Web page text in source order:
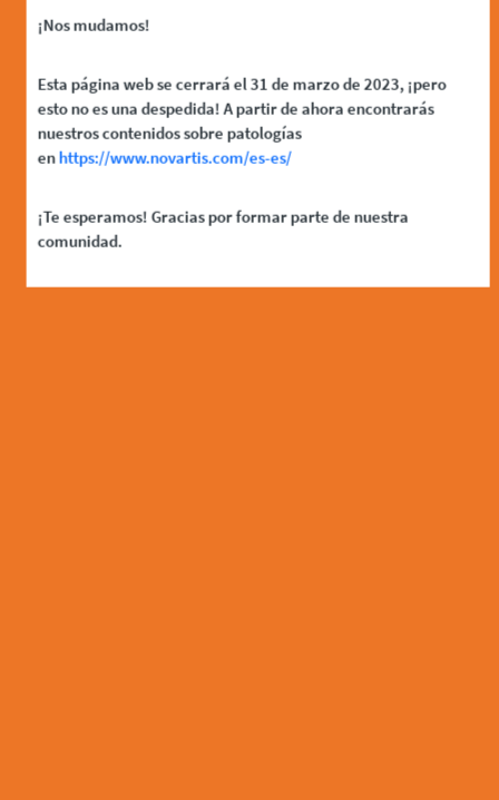
¡Nos mudamos!
Esta página web se cerrará el 31 de marzo de 2023, ¡pero
esto no es una despedida! A partir de ahora encontrarás
nuestros contenidos sobre patologías
enhttps://www.novartis.com/es-es/
¡Te esperamos! Gracias por formar parte de nuestra
comunidad.